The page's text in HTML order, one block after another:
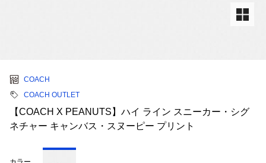
COACH
COACH OUTLET
【COACH X PEANUTS】ハイ ライン スニーカー・シグ
ネチャー キャンバス・スヌーピー プリント